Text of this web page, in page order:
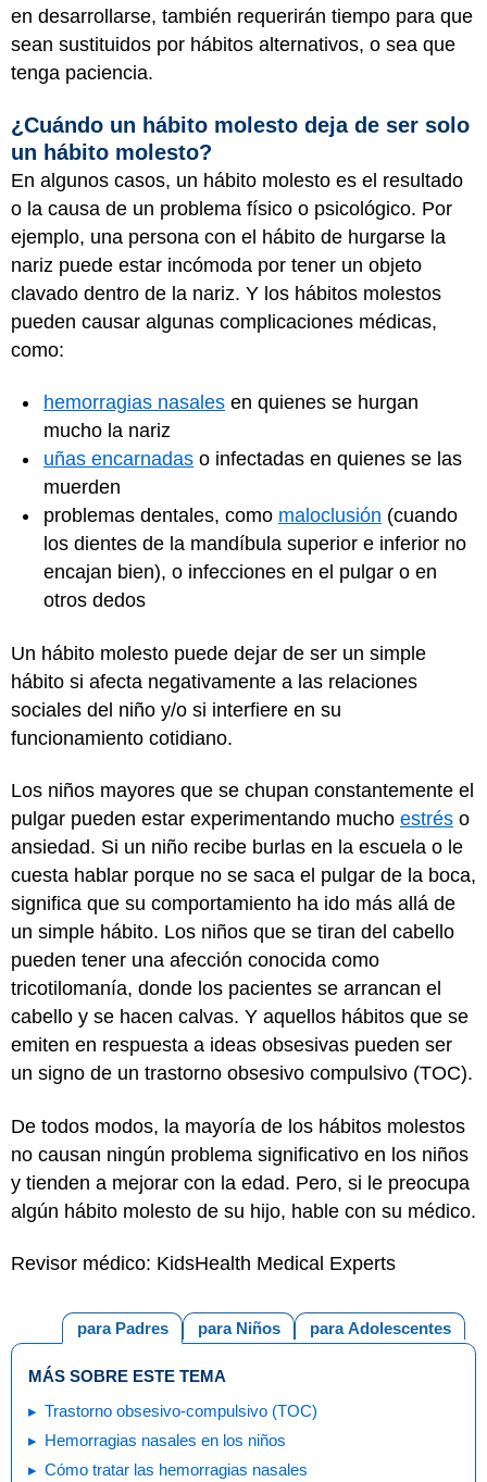
en desarrollarse, también requerirán tiempo para que
sean sustituidos por hábitos alternativos, o sea que
tenga paciencia.
¿Cuándo un hábito molesto deja de ser solo
un hábito molesto?
En algunos casos, un hábito molesto es el resultado
o la causa de un problema físico o psicológico. Por
ejemplo, una persona con el hábito de hurgarse la
nariz puede estar incómoda por tener un objeto
clavado dentro de la nariz. Y los hábitos molestos
pueden causar algunas complicaciones médicas,
como:
hemorragias nasales en quienes se hurgan
mucho la nariz
uñas encarnadas o infectadas en quienes se las
muerden
problemas dentales, como maloclusión (cuando
los dientes de la mandíbula superior e inferior no
encajan bien), o infecciones en el pulgar o en
otros dedos
Un hábito molesto puede dejar de ser un simple
hábito si afecta negativamente a las relaciones
sociales del niño y/o si interfiere en su
funcionamiento cotidiano.
Los niños mayores que se chupan constantemente el
pulgar pueden estar experimentando mucho estrés o
ansiedad. Si un niño recibe burlas en la escuela o le
cuesta hablar porque no se saca el pulgar de la boca,
significa que su comportamiento ha ido más allá de
un simple hábito. Los niños que se tiran del cabello
pueden tener una afección conocida como
tricotilomanía, donde los pacientes se arrancan el
cabello y se hacen calvas. Y aquellos hábitos que se
emiten en respuesta a ideas obsesivas pueden ser
un signo de un trastorno obsesivo compulsivo (TOC).
De todos modos, la mayoría de los hábitos molestos
no causan ningún problema significativo en los niños
y tienden a mejorar con la edad. Pero, si le preocupa
algún hábito molesto de su hijo, hable con su médico.
Revisor médico: KidsHealth Medical Experts
para Adolescentes
para Niños
para Padres
MÁS SOBRE ESTE TEMA
Trastorno obsesivo-compulsivo (TOC)
Hemorragias nasales en los niños
Cómo tratar las hemorragias nasales